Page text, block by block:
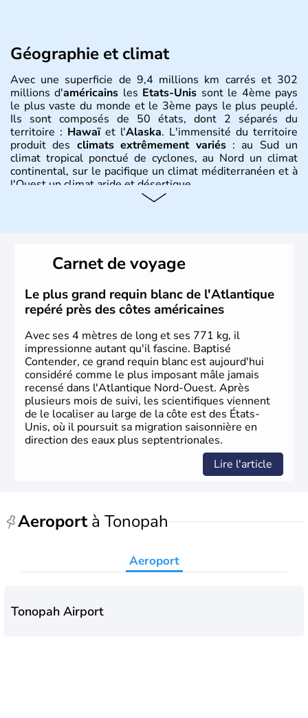
Géographie et climat
Avec une superficie de 9,4 millions km carrés et 302
millions d'américains les Etats-Unis sont le 4ème pays
le plus vaste du monde et le 3ème pays le plus peuplé.
Ils sont composés de 50 états, dont 2 séparés du
territoire : Hawaïet l'Alaska. L'immensité du territoire
produit des climats extrêmement variés: au Sud un
climat tropical ponctué de cyclones, au Nord un climat
continental, sur le pacifique un climat méditerranéen et à
l'Ouest un climat aride et désertique.
Plusieurs populations se sont succédées avant l'arrivée
des européens, suite à la découverte du continent par
Christophe Colomb en 1492. Les 13 colonies
britanniques proclament la Déclaration d'indépendance
en 1776 et adoptent leur première constitution en 1787.
La conquête de l'Ouest marque ensuite l'entrée dans une
phase de développement intense.
Carnet de voyage
Le plus grand requin blanc de l'Atlantique
repéré près des côtes américaines
Avec ses 4 mètres de long et ses 771 kg, il
impressionne autant qu'il fascine. Baptisé
Contender, ce grand requin blanc est aujourd'hui
considéré comme le plus imposant mâle jamais
recensé dans l'Atlantique Nord-Ouest. Après
plusieurs mois de suivi, les scientifiques viennent
de le localiser au large de la côte est des États-
Unis, où il poursuit sa migration saisonnière en
direction des eaux plus septentrionales.
Lire l'article
Aeroportà Tonopah
Aeroport
Tonopah Airport